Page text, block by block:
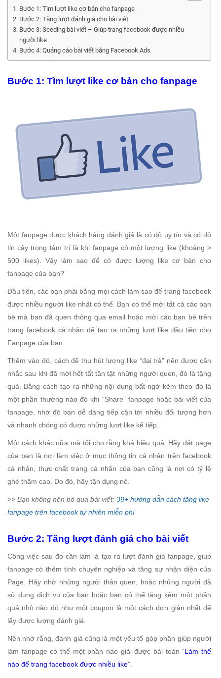
Bước 1: Tìm lượt like cơ bản cho fanpage
Bước 2: Tăng lượt đánh giá cho bài viết
Bước 3: Seeding bài viết – Giúp trang facebook được nhiều
người like
Bước 4: Quảng cáo bài viết bằng Facebook Ads
Bước 1: Tìm lượt like cơ bản cho fanpage
Một fanpage được khách hàng đánh giá là có độ uy tín và có độ
tin cậy trong tâm trí là khi fanpage có một lượng like (khoảng >
500 likes). Vậy làm sao để có được lượng like cơ bản cho
fanpage của bạn?
Đầu tiên, các bạn phải bằng mọi cách làm sao để trang facebook
được nhiều người like nhất có thể. Bạn có thể mời tất cả các bạn
bè mà bạn đã quen thông qua email hoặc mời các bạn bè trên
trang facebook cá nhân để tạo ra những lượt like đầu tiên cho
Fanpage của bạn.
Thêm vào đó, cách để thu hút lượng like “đại trà” nên được cân
nhắc sau khi đã mời hết tất tần tật những người quen, đó là tặng
quà. Bằng cách tạo ra những nội dung bất ngờ kèm theo đó là
một phần thưởng nào đó khi “Share” fanpage hoặc bài viết của
fanpage, nhờ đó bạn dễ dàng tiếp cận tới nhiều đối tượng hơn
và nhanh chóng có được những lượt like kế tiếp.
Một cách khác nữa mà tối cho rằng khá hiệu quả. Hãy đặt page
của bạn là nơi làm việc ở mục thông tin cá nhân trên facebook
cá nhân, thực chất trang cá nhân của bạn cũng là nơi có tỷ lệ
ghé thăm cao. Do đó, hãy tận dụng nó.
>> Bạn không nên bỏ qua bài viết: 39+ hướng dẫn cách tăng like
fanpage trên facebook tự nhiên miễn phí
Bước 2: Tăng lượt đánh giá cho bài viết
Công việc sau đó cần làm là tạo ra lượt đánh giá fanpage, giúp
fanpage có thêm tính chuyên nghiệp và tăng sự nhận diện của
Page. Hãy nhờ những người thân quen, hoặc những người đã
sử dụng dịch vụ của bạn hoặc bạn có thể tặng kèm một phần
quả nhỏ nào đó như một coupon là một cách đơn giản nhất để
lấy được lượng đánh giá.
Nên nhớ rằng, đánh giá cũng là một yếu tố góp phần giúp người
làm fanpage có thể một phần nào giải được bài toán “Làm thế
nào để trang facebook được nhiều like”.